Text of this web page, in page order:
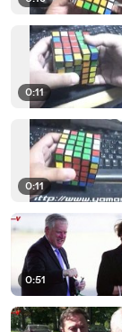
0:11
0:11
0:51